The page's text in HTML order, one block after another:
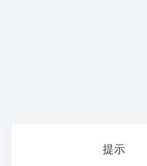
提示